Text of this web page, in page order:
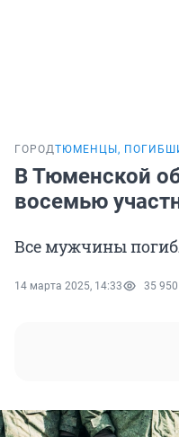
ГОРОДТЮМЕНЦЫ,
В Тюменской
восемью
Все мужчины
14 марта 2025, 14:33 35 950